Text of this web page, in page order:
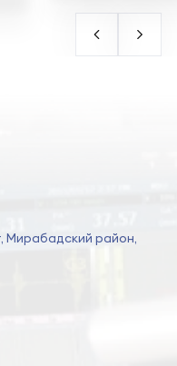
Мирабадский район,